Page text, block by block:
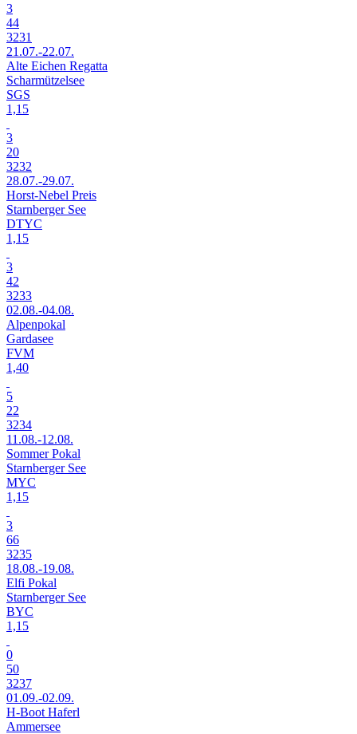
3
44
3231
21.07.-22.07.
Alte Eichen Regatta
Scharmützelsee
SGS
1,15
3
20
3232
28.07.-29.07.
Horst-Nebel Preis
Starnberger See
DTYC
1,15
3
42
3233
02.08.-04.08.
Alpenpokal
Gardasee
FVM
1,40
5
22
3234
11.08.-12.08.
Sommer Pokal
Starnberger See
MYC
1,15
3
66
3235
18.08.-19.08.
Elfi Pokal
Starnberger See
BYC
1,15
0
50
3237
01.09.-02.09.
H-Boot Haferl
Ammersee